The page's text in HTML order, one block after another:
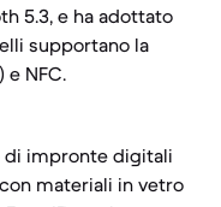
5.3, e ha adottato
supportano la
e NFC.
di impronte digitali
materiali in vetro